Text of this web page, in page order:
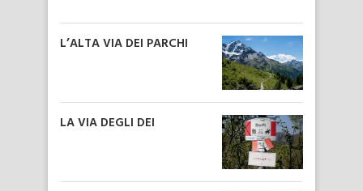
L’ALTA VIA DEI PARCHI
LA VIA DEGLI DEI